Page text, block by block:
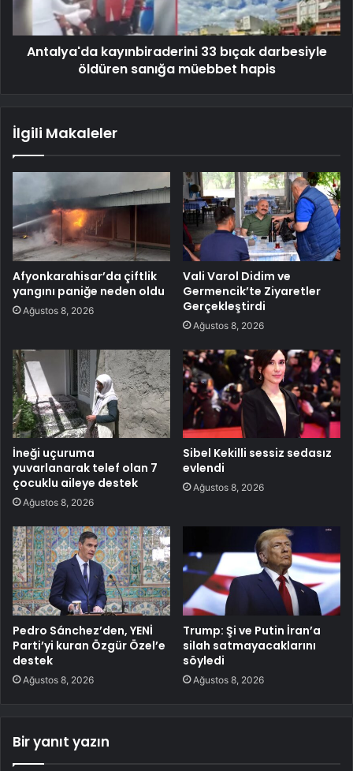
Antalya'da kayınbiraderini 33 bıçak darbesiyle
öldüren sanığa müebbet hapis
İlgili Makaleler
Afyonkarahisar’da çiftlik
yangını paniğe neden oldu
Ağustos 8, 2026
Vali Varol Didim ve
Germencik’te Ziyaretler
Gerçekleştirdi
Ağustos 8, 2026
İneği uçuruma
yuvarlanarak telef olan 7
çocuklu aileye destek
Ağustos 8, 2026
Sibel Kekilli sessiz sedasız
evlendi
Ağustos 8, 2026
Pedro Sánchez’den, YENİ
Parti’yi kuran Özgür Özel’e
destek
Ağustos 8, 2026
Trump: Şi ve Putin İran’a
silah satmayacaklarını
söyledi
Ağustos 8, 2026
Bir yanıt yazın